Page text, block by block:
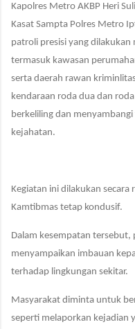
Kapolres Metro AKBP Heri S
Kasat Sampta Polres Metro
patroli presisi yang dilakukan
termasuk kawasan
serta daerah rawan
kendaraan roda dua dan
berkeliling dan
kejahatan.
Kegiatan ini dilakukan
Kamtibmas tetap kondusif.
Dalam kesempatan tersebut,
menyampaikan imbauan
terhadap lingkungan sekitar.
Masyarakat diminta untuk
seperti melaporkan kejadian